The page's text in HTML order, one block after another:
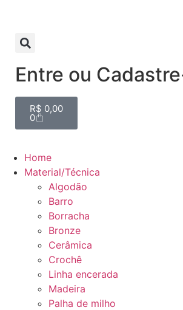
Entre ou
R$ 0,00
0
Home
Material/Técnica
Algodão
Barro
Borracha
Bronze
Cerâmica
Crochê
Linha encerada
Madeira
Palha de milho